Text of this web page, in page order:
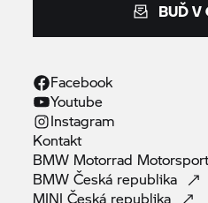
BUĎ V
Facebook
Youtube
Instagram
Kontakt
BMW Motorrad
BMW Česká republika
MINI Česká republika